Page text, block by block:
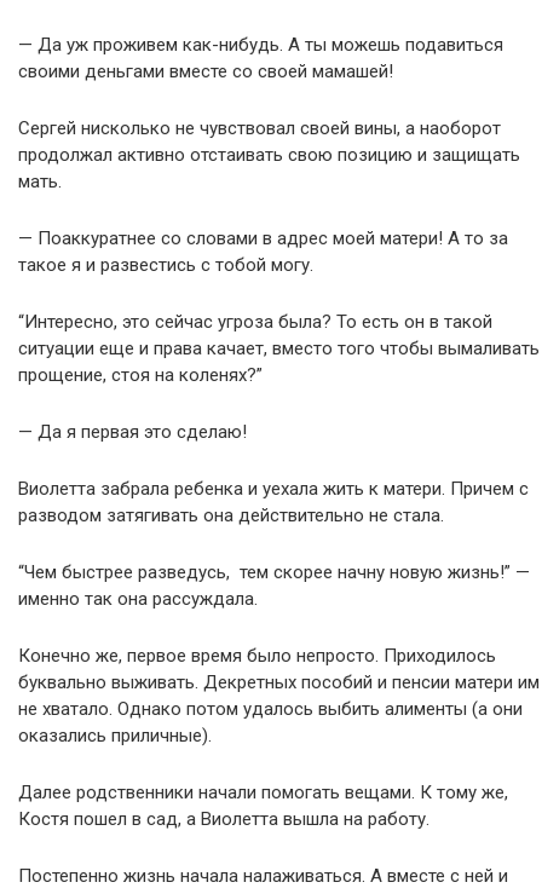
— Да уж проживем как-нибудь. А ты можешь подавиться
своими деньгами вместе со своей мамашей!
Сергей нисколько не чувствовал своей вины, а наоборот
продолжал активно отстаивать свою позицию и защищать
мать.
— Поаккуратнее со словами в адрес моей матери! А то за
такое я и развестись с тобой могу.
“Интересно, это сейчас угроза была? То есть он в такой
ситуации еще и права качает, вместо того чтобы вымаливать
прощение, стоя на коленях?”
— Да я первая это сделаю!
Виолетта забрала ребенка и уехала жить к матери. Причем с
разводом затягивать она действительно не стала.
“Чем быстрее разведусь, тем скорее начну новую жизнь!” —
именно так она рассуждала.
Конечно же, первое время было непросто. Приходилось
буквально выживать. Декретных пособий и пенсии матери им
не хватало. Однако потом удалось выбить алименты (а они
оказались приличные).
Далее родственники начали помогать вещами. К тому же,
Костя пошел в сад, а Виолетта вышла на работу.
Постепенно жизнь начала налаживаться. А вместе с ней и